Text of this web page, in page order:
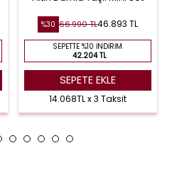
%30 66.990 TL46.893 TL
SEPETTE %10 İNDIRIM
42.204 TL
SEPETE EKLE
14.068TL x 3 Taksit